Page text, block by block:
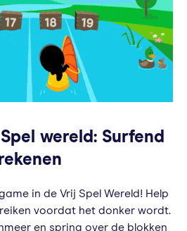
wereld: Surfend
in de Vrij Spel Wereld! Help
voordat het donker wordt.
en spring over de blokken